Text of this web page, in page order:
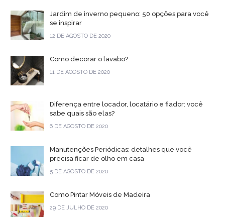
Jardim de inverno pequeno: 50 opções para você
se inspirar
12 DE AGOSTO DE 2020
Como decorar o lavabo?
11 DE AGOSTO DE 2020
Diferença entre locador, locatário e fiador: você
sabe quais são elas?
6 DE AGOSTO DE 2020
Manutenções Periódicas: detalhes que você
precisa ficar de olho em casa
5 DE AGOSTO DE 2020
Como Pintar Móveis de Madeira
29 DE JULHO DE 2020